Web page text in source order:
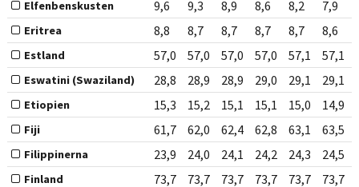
Elfenbenskusten 9,6 9,3 8,9 8,6 8,2 7,9
Eritrea 8,8 8,7 8,7 8,7 8,7 8,6
Estland 57,0 57,0 57,0 57,0 57,1 57,1
Eswatini (Swaziland) 28,8 28,9 28,9 29,0 29,1 29,1
Etiopien 15,3 15,2 15,1 15,1 15,0 14,9
Fiji 61,7 62,0 62,4 62,8 63,1 63,5
Filippinerna 23,9 24,0 24,1 24,2 24,3 24,5
Finland 73,7 73,7 73,7 73,7 73,7 73,7